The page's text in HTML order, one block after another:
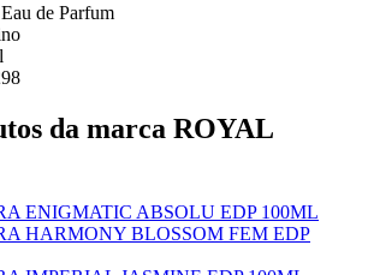
Eau de Parfum
da marca ROYAL
ENIGMATIC ABSOLU EDP 100ML
HARMONY BLOSSOM FEM EDP